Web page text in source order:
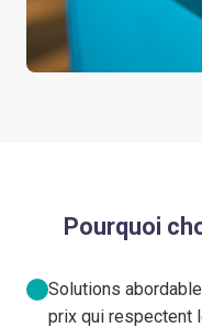
Pourquoi
Solutions
prix qui respectent